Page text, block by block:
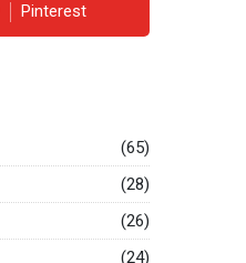
Pinterest
(65)
(28)
(26)
(24)